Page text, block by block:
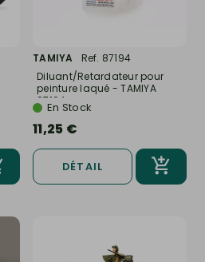
TAMIYA
Ref. 87194
Diluant/Retardateur pour
peinture laqué - TAMIYA
87194
En Stock
11,25 €
DÉTAIL